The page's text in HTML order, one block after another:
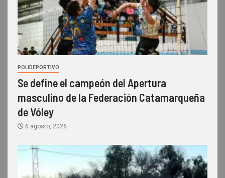
POLIDEPORTIVO
Se define el campeón del Apertura
masculino de la Federación Catamarqueña
de Vóley
6 agosto, 2026